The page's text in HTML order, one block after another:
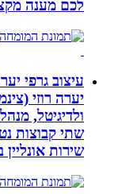
לכם מענה מקצועי
עיצוב גרפי יערה
יערה רוזי
ולדיגיטל, מנהלת
שתי קבוצות
שירות אונליין